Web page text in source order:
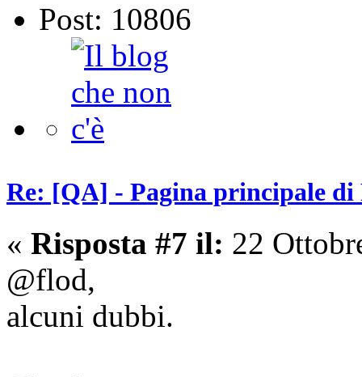
Post: 10806
Re: [QA] - Pagina principale
« Risposta #7 il: 22
@flod,
alcuni dubbi.